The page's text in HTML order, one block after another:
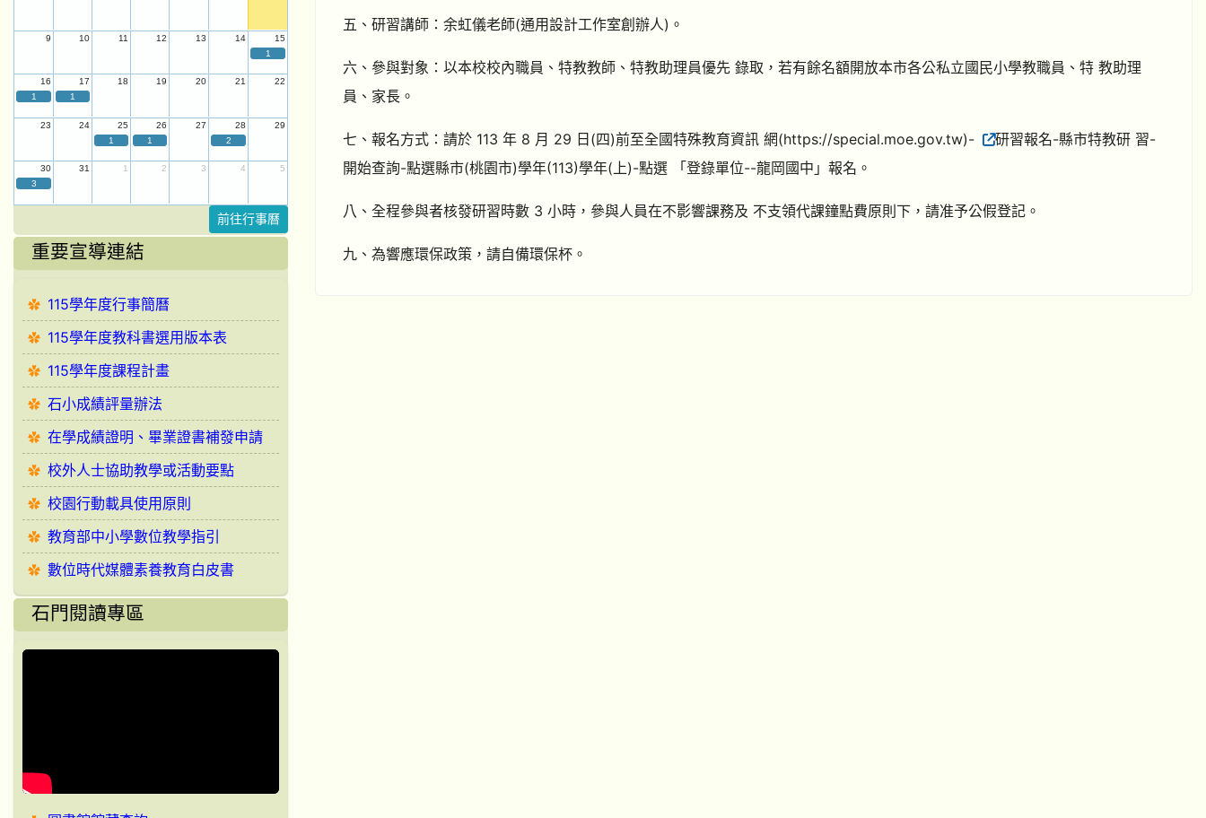
五、研習講師：余虹儀老師(通用設計工作室創辦人)。
六、參與對象：以本校校內職員、特教教師、特教助理員優先 錄取，若有餘名額開放本市各公私立國民小學教職員、特 教助理
員、家長。
七、報名方式：請於 113 年 8 月 29 日(四)前至全國特殊教育資訊 網(https://special.moe.gov.tw)-
研習報名-縣市特教研 習-
開始查詢-點選縣市(桃園市)學年(113)學年(上)-點選 「登錄單位--龍岡國中」報名。
八、全程參與者核發研習時數 3 小時，參與人員在不影響課務及 不支領代課鐘點費原則下，請准予公假登記。
九、為響應環保政策，請自備環保杯。
9 10 11 12 13 14
15
1
16 17 18 19 20 21
22
1
1
23 24 25 26 27 28
29
1
1 2
30 31 1 2 3 4
5
3
前往行事曆
重要宣導連結
115學年度行事簡曆
115學年度教科書選用版本表
115學年度課程計畫
石小成績評量辦法
在學成績證明、畢業證書補發申請
校外人士協助教學或活動要點
校園行動載具使用原則
教育部中小學數位教學指引
數位時代媒體素養教育白皮書
石門閱讀專區